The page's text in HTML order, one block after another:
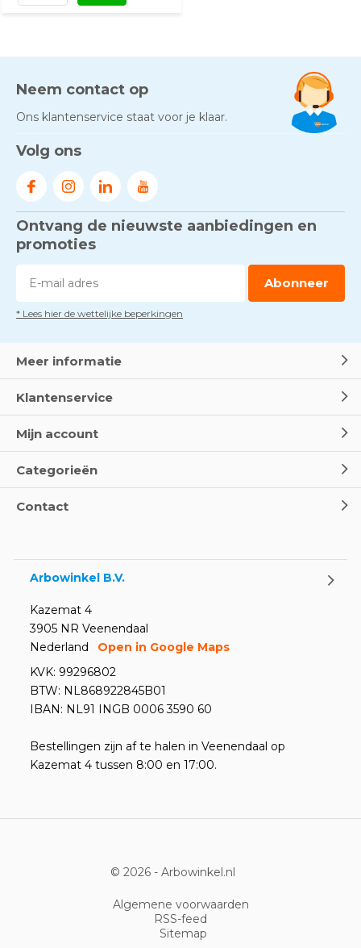
Neem contact op
Ons klantenservice staat voor je klaar.
Volg ons
Ontvang de nieuwste aanbiedingen en
promoties
Abonneer
* Lees hier de wettelijke beperkingen
Meer informatie
Klantenservice
Mijn account
Categorieën
Contact
Arbowinkel B.V.
Kazemat 4
3905 NR Veenendaal
Nederland
Open in Google Maps
KVK: 99296802
BTW: NL868922845B01
IBAN: NL91 INGB 0006 3590 60
Bestellingen zijn af te halen in Veenendaal op
Kazemat 4 tussen 8:00 en 17:00.
© 2026 - Arbowinkel.nl
Algemene voorwaarden
RSS-feed
Sitemap